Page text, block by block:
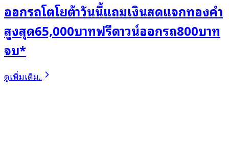
ออกรถโตโยต้าวันนี้แถมเงินสดแจกทองคำ
สูงสุด65,000บาทฟรีดาวน์ออกรถ800บาท
จบ*
ดูเพิ่มเติม..